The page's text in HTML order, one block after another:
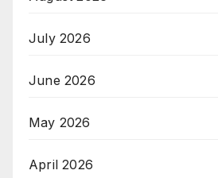
July 2026
June 2026
May 2026
April 2026